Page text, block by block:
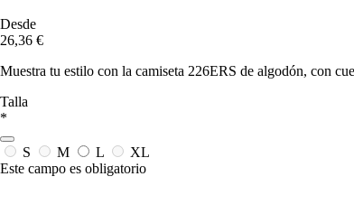
Desde
26,36 €
Muestra tu estilo con la camiseta 226ERS de algodón, con
Talla
*
S M L
XL
Este campo es obligatorio